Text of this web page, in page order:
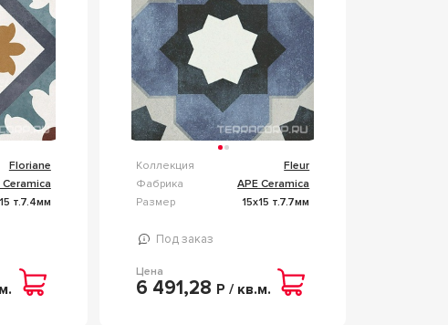
Floriane
Ceramica
т.7.4мм
Коллекция
Fleur
Фабрика
APE Ceramica
Размер
15x15 т.7.7мм
Под заказ
Цена
6 491,28 Р / кв.м.